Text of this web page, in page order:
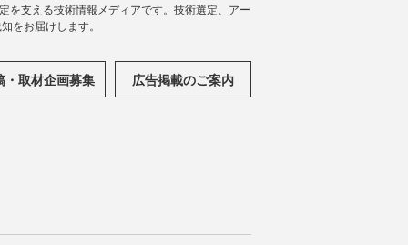
を支える技術情報メディアです。技術選定、アー
をお届けします。
・取材企画募集 広告掲載のご案内